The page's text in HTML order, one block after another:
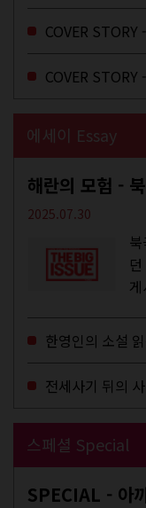
COVER STORY
COVER STORY
에세이 Essay
해란의 모험 -
2025.07.30
북극성 도태
한영인의 소설
스페셜 Special
SPECIAL - 아